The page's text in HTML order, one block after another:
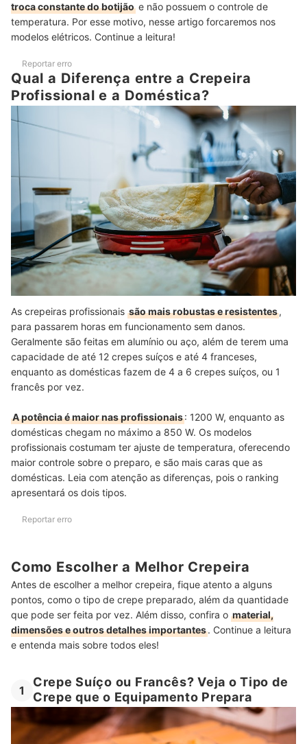
troca constante do botijão e não possuem o controle de
temperatura. Por esse motivo, nesse artigo forcaremos nos
modelos elétricos. Continue a leitura!
Reportar erro
Qual a Diferença entre a Crepeira
Profissional e a Doméstica?
As crepeiras profissionais são mais robustas e resistentes,
para passarem horas em funcionamento sem danos.
Geralmente são feitas em alumínio ou aço, além de terem uma
capacidade de até 12 crepes suíços e até 4 franceses,
enquanto as domésticas fazem de 4 a 6 crepes suíços, ou 1
francês por vez.
A potência é maior nas profissionais: 1200 W, enquanto as
domésticas chegam no máximo a 850 W. Os modelos
profissionais costumam ter ajuste de temperatura, oferecendo
maior controle sobre o preparo, e são mais caras que as
domésticas. Leia com atenção as diferenças, pois o ranking
apresentará os dois tipos.
Reportar erro
Como Escolher a Melhor Crepeira
Antes de escolher a melhor crepeira, fique atento a alguns
pontos, como o tipo de crepe preparado, além da quantidade
que pode ser feita por vez. Além disso, confira o material,
dimensões e outros detalhes importantes. Continue a leitura
e entenda mais sobre todos eles!
1
Crepe Suíço ou Francês? Veja o Tipo de
Crepe que o Equipamento Prepara